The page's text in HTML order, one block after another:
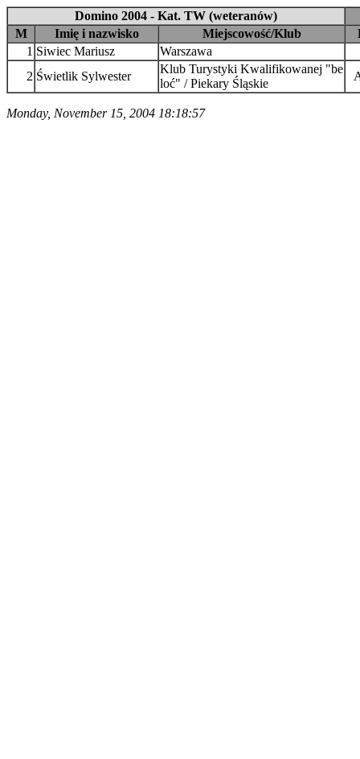
Domino 2004 - Kat. TW (weteranów)
M
Imię i nazwisko Miejscowość/Klub
1 Siwiec Mariusz
Warszawa
2 Świetlik Sylwester
Klub Turystyki Kwalifikowanej "be
loć" / Piekary Śląskie
Monday, November 15, 2004 18:18:57